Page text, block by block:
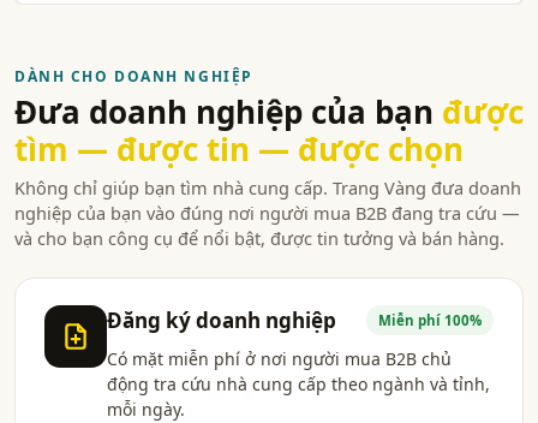
DÀNH CHO DOANH NGHIỆP
Đưa doanh nghiệp của bạn được
tìm — được tin — được chọn
Không chỉ giúp bạn tìm nhà cung cấp. Trang Vàng đưa doanh
nghiệp của bạn vào đúng nơi người mua B2B đang tra cứu —
và cho bạn công cụ để nổi bật, được tin tưởng và bán hàng.
Đăng ký doanh nghiệp Miễn phí 100%
Có mặt miễn phí ở nơi người mua B2B chủ
động tra cứu nhà cung cấp theo ngành và tỉnh,
mỗi ngày.